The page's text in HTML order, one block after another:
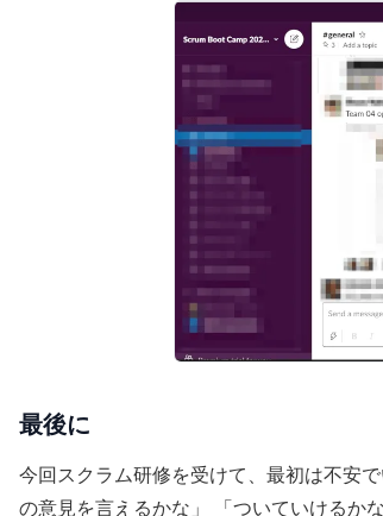
最後に
今回スクラム研修を受けて、最初は不安
の意見を言えるかな」 「ついていけるか